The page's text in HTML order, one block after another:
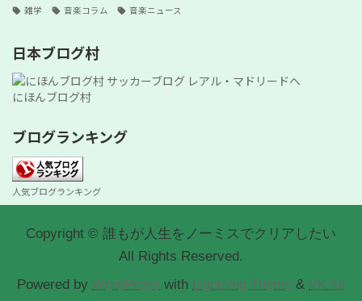
雑学 音楽コラム 音楽ニュース
日本ブログ村
にほんブログ村
ブログランキング
人気ブログランキング
Copyright © 誰もが人生をノーミスでクリアしたい
All Rights Reserved.
Powered by WordPress with Lightning Theme & VK All